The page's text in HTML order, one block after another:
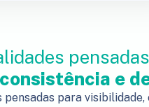
consistência e
pensadas para